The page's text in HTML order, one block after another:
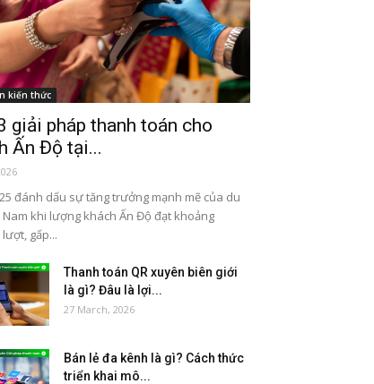
kiến thức
giải pháp thanh toán cho
Ấn Độ tại...
đánh dấu sự tăng trưởng mạnh mẽ của du
Nam khi lượng khách Ấn Độ đạt khoảng
lượt, gấp...
Thanh toán QR xuyên biên giới
là gì? Đâu là lợi...
27 March, 2026
Bán lẻ đa kênh là gì? Cách thức
triển khai mô...